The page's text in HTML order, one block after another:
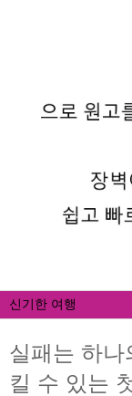
실패는 하나
킬 수 있는